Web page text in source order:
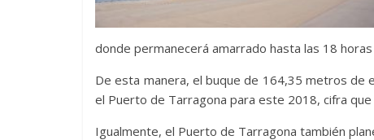
donde permanecerá amarrado hasta las 18
De esta manera, el buque de 164,35 metros de
el Puerto de Tarragona para este 2018, cifra que
Igualmente, el Puerto de Tarragona también